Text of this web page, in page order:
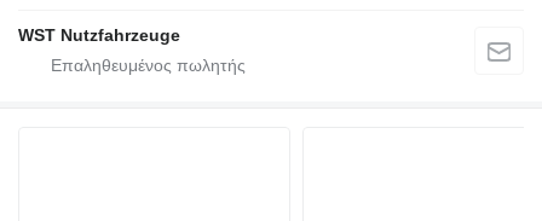
WST Nutzfahrzeuge